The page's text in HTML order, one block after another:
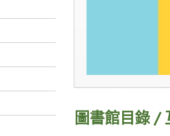
圖書館目錄 /